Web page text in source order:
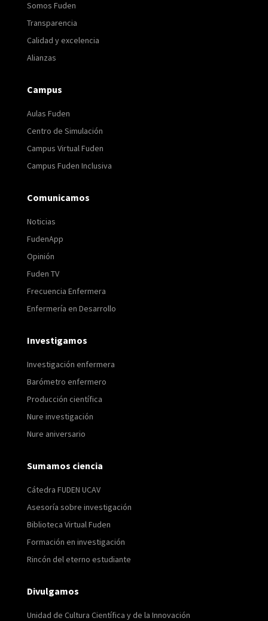
Somos Fuden
Transparencia
Calidad y excelencia
Alianzas
Campus
Aulas Fuden
Centro de Simulación
Campus Virtual Fuden
Campus Fuden Inclusiva
Comunicamos
Noticias
FudenApp
Opinión
Fuden TV
Frecuencia Enfermera
Enfermería en Desarrollo
Investigamos
Investigación enfermera
Barómetro enfermero
Producción científica
Nure investigación
Nure aniversario
Sumamos ciencia
Cátedra FUDEN UCAV
Asesoría sobre investigación
Biblioteca Virtual Fuden
Formación en investigación
Rincón del eterno estudiante
Divulgamos
Unidad de Cultura Científica y de la Innovación